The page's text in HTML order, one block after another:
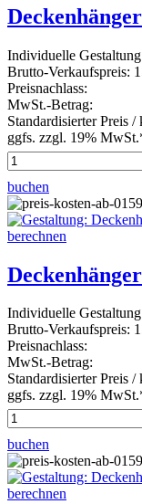
Individuelle
Brutto-Verkaufspreis:
Preisnachlass:
MwSt.-Betrag:
Standardisierter Preis /
ggfs. zzgl. 19%
buchen
Individuelle
Brutto-Verkaufspreis:
Preisnachlass:
MwSt.-Betrag:
Standardisierter Preis /
ggfs. zzgl. 19%
buchen